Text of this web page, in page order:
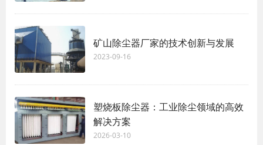
矿山除尘器厂家的技术创新与发展
2023-09-16
塑烧板除尘器：工业除尘领域的高效
解决方案
2026-03-10